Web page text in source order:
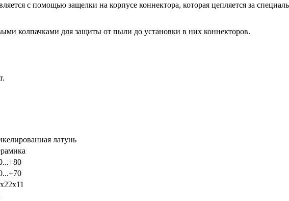
с помощью защелки на корпусе коннектора, которая цепляется за
колпачками для защиты от пыли до установки в них коннекторов.
латунь